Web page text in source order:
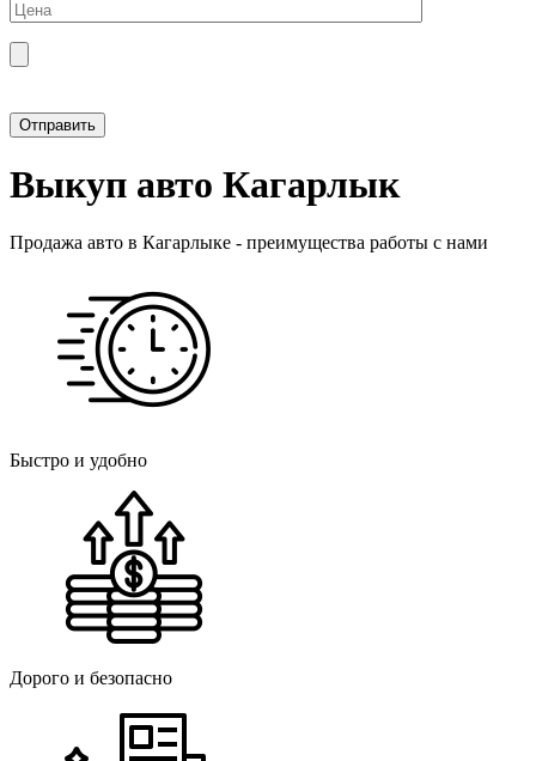
Выкуп авто Кагарлык
Продажа авто в Кагарлыке - преимущества работы с нами
Быстро и удобно
Дорого и безопасно